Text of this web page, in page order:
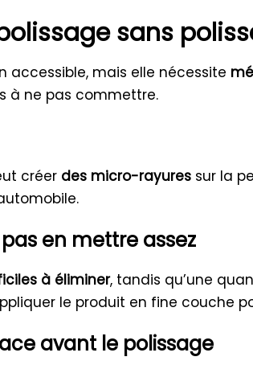
sans
accessible, mais elle nécessite
à ne pas commettre.
créer des micro-rayures sur la
en mettre assez
à éliminer, tandis qu’une
le produit en fine couche
avant le polissage